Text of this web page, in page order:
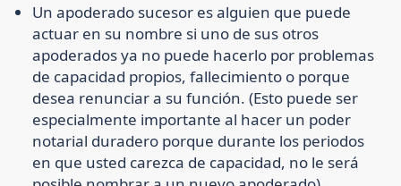
Un apoderado sucesor es alguien que puede
actuar en su nombre si uno de sus otros
apoderados ya no puede hacerlo por problemas
de capacidad propios, fallecimiento o porque
desea renunciar a su función. (Esto puede ser
especialmente importante al hacer un poder
notarial duradero porque durante los periodos
en que usted carezca de capacidad, no le será